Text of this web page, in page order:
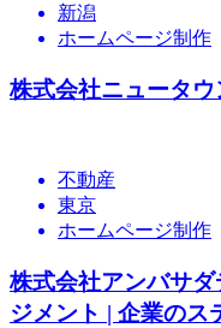
新潟
ホームページ制作
株式会社ニュータ
不動産
東京
ホームページ制作
株式会社アンバサ
ジメント | 企業の